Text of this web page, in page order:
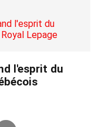
l'esprit du
Lepage
l'esprit du